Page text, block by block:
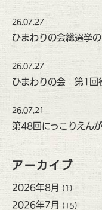
26.07.27
ひまわりの会総選挙
26.07.27
ひまわりの会 第1回
26.07.21
第48回にっこりえん
アーカイブ
2026年8月 (1)
2026年7月 (15)